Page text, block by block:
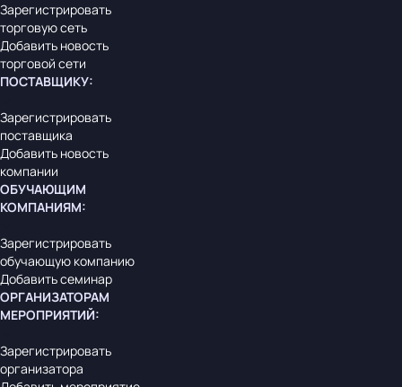
Зарегистрировать
торговую сеть
Добавить новость
торговой сети
ПОСТАВЩИКУ:
Зарегистрировать
поставщика
Добавить новость
компании
ОБУЧАЮЩИМ
КОМПАНИЯМ:
Зарегистрировать
обучающую компанию
Добавить семинар
ОРГАНИЗАТОРАМ
МЕРОПРИЯТИЙ:
Зарегистрировать
организатора